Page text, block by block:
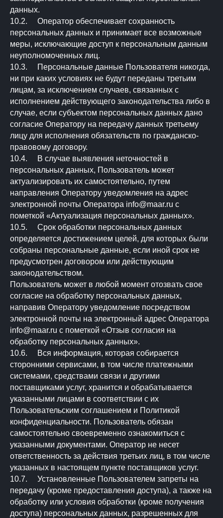
данных.
10.2. Оператор обеспечивает сохранность
персональных данных и принимает все возможные
меры, исключающие доступ к персональным данным
неуполномоченных лиц.
10.3. Персональные данные Пользователя никогда,
ни при каких условиях не будут переданы третьим
лицам, за исключением случаев, связанных с
исполнением действующего законодательства либо в
случае, если субъектом персональных данных дано
согласие Оператору на передачу данных третьему
лицу для исполнения обязательств по гражданско-
правовому договору.
10.4. В случае выявления неточностей в
персональных данных, Пользователь может
актуализировать их самостоятельно, путем
направления Оператору уведомления на адрес
электронной почты Оператора info@maar.ru с
пометкой «Актуализация персональных данных».
10.5. Срок обработки персональных данных
определяется достижением целей, для которых были
собраны персональные данные, если иной срок не
предусмотрен договором или действующим
законодательством.
Пользователь может в любой момент отозвать свое
согласие на обработку персональных данных,
направив Оператору уведомление посредством
электронной почты на электронный адрес Оператора
info@maar.ru с пометкой «Отзыв согласия на
обработку персональных данных».
10.6. Вся информация, которая собирается
сторонними сервисами, в том числе платежными
системами, средствами связи и другими
поставщиками услуг, хранится и обрабатывается
указанными лицами в соответствии с их
Пользовательским соглашением и Политикой
конфиденциальности. Пользователь обязан
самостоятельно своевременно ознакомиться с
указанными документами. Оператор не несет
ответственность за действия третьих лиц, в том числе
указанных в настоящем пункте поставщиков услуг.
10.7. Установленные Пользователем запреты на
передачу (кроме предоставления доступа), а также на
обработку или условия обработки (кроме получения
доступа) персональных данных, разрешенных для